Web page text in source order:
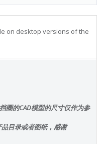
on desktop versions of the
的CAD模型的尺寸仅作为参
目录或者图纸，感谢